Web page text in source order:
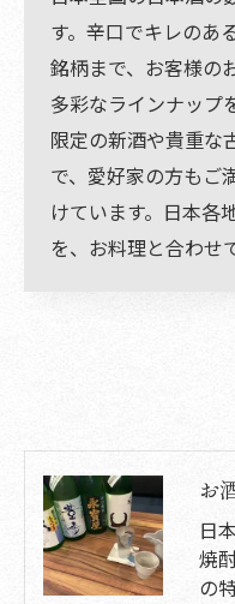
す。辛口でキレのあ
銘柄まで、お客様の
多彩なラインナップ
限定の新酒や貴重な
で、愛好家の方もご
けています。日本各
を、お料理と合わせ
お
日
焼
の